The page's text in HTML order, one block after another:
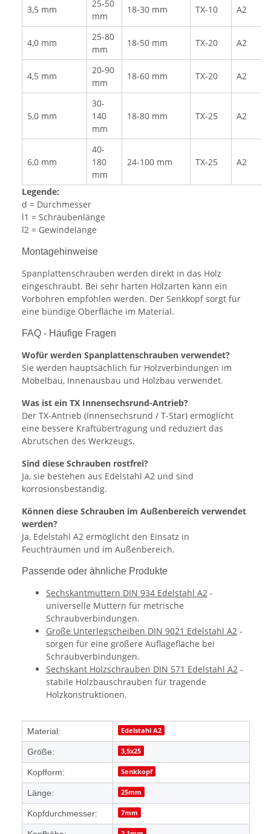
3,5 mm
25-50
mm
18-30 mm TX-10 A2
4,0 mm
25-80
mm
18-50 mm TX-20 A2
4,5 mm
20-90
mm
18-60 mm TX-20 A2
5,0 mm
30-
140
mm
18-80 mm TX-25 A2
6,0 mm
40-
180
mm
24-100 mm TX-25 A2
Legende:
d = Durchmesser
l1 = Schraubenlänge
l2 = Gewindelänge
Montagehinweise
Spanplattenschrauben werden direkt in das Holz
eingeschraubt. Bei sehr harten Holzarten kann ein
Vorbohren empfohlen werden. Der Senkkopf sorgt für
eine bündige Oberfläche im Material.
FAQ - Häufige Fragen
Wofür werden Spanplattenschrauben verwendet?
Sie werden hauptsächlich für Holzverbindungen im
Möbelbau, Innenausbau und Holzbau verwendet.
Was ist ein TX Innensechsrund-Antrieb?
Der TX-Antrieb (Innensechsrund / T-Star) ermöglicht
eine bessere Kraftübertragung und reduziert das
Abrutschen des Werkzeugs.
Sind diese Schrauben rostfrei?
Ja, sie bestehen aus Edelstahl A2 und sind
korrosionsbeständig.
Können diese Schrauben im Außenbereich verwendet
werden?
Ja, Edelstahl A2 ermöglicht den Einsatz in
Feuchträumen und im Außenbereich.
Passende oder ähnliche Produkte
Sechskantmuttern DIN 934 Edelstahl A2 -
universelle Muttern für metrische
Schraubverbindungen.
Große Unterlegscheiben DIN 9021 Edelstahl A2 -
sorgen für eine größere Auflagefläche bei
Schraubverbindungen.
Sechskant Holzschrauben DIN 571 Edelstahl A2 -
stabile Holzbauschrauben für tragende
Holzkonstruktionen.
Produkteigenschaft
Wert
Material: Edelstahl A2
Größe: 3,5x25
Kopfform: Senkkopf
Länge: 25mm
Kopfdurchmesser: 7mm